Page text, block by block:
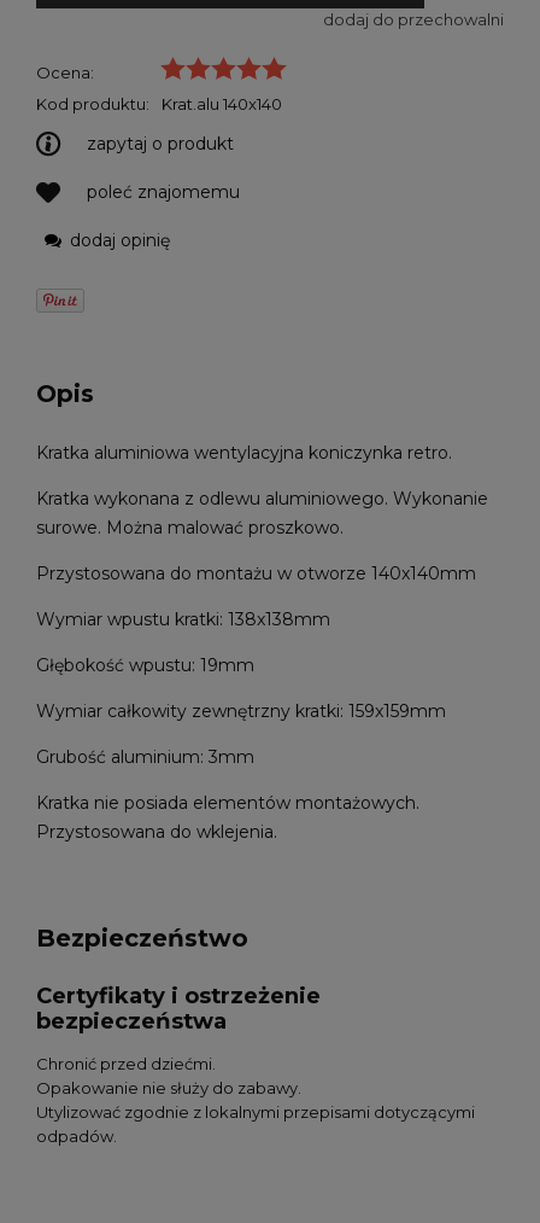
dodaj do przechowalni
Ocena:
Kod produktu:
Krat.alu 140x140
zapytaj o produkt
poleć znajomemu
dodaj opinię
Opis
Kratka aluminiowa wentylacyjna koniczynka retro.
Kratka wykonana z odlewu aluminiowego. Wykonanie
surowe. Można malować proszkowo.
Przystosowana do montażu w otworze 140x140mm
Wymiar wpustu kratki: 138x138mm
Głębokość wpustu: 19mm
Wymiar całkowity zewnętrzny kratki: 159x159mm
Grubość aluminium: 3mm
Kratka nie posiada elementów montażowych.
Przystosowana do wklejenia.
Bezpieczeństwo
Certyfikaty i ostrzeżenie
bezpieczeństwa
Chronić przed dziećmi.
Opakowanie nie służy do zabawy.
Utylizować zgodnie z lokalnymi przepisami dotyczącymi
odpadów.